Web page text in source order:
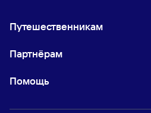
Путешественникам
Партнёрам
Помощь